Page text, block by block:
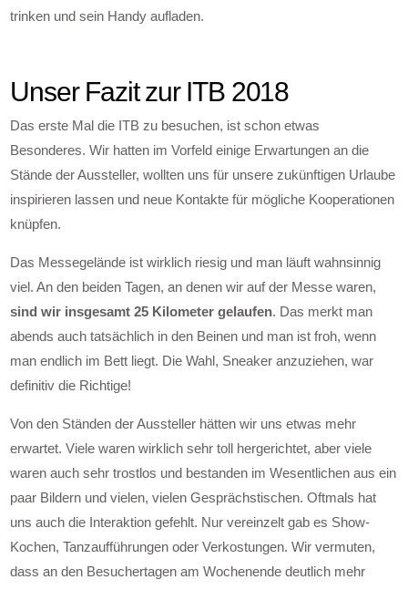
trinken und sein Handy aufladen.
Unser Fazit zur ITB 2018
Das erste Mal die ITB zu besuchen, ist schon etwas
Besonderes. Wir hatten im Vorfeld einige Erwartungen an die
Stände der Aussteller, wollten uns für unsere zukünftigen Urlaube
inspirieren lassen und neue Kontakte für mögliche Kooperationen
knüpfen.
Das Messegelände ist wirklich riesig und man läuft wahnsinnig
viel. An den beiden Tagen, an denen wir auf der Messe waren,
sind wir insgesamt 25 Kilometer gelaufen. Das merkt man
abends auch tatsächlich in den Beinen und man ist froh, wenn
man endlich im Bett liegt. Die Wahl, Sneaker anzuziehen, war
definitiv die Richtige!
Von den Ständen der Aussteller hätten wir uns etwas mehr
erwartet. Viele waren wirklich sehr toll hergerichtet, aber viele
waren auch sehr trostlos und bestanden im Wesentlichen aus ein
paar Bildern und vielen, vielen Gesprächstischen. Oftmals hat
uns auch die Interaktion gefehlt. Nur vereinzelt gab es Show-
Kochen, Tanzaufführungen oder Verkostungen. Wir vermuten,
dass an den Besuchertagen am Wochenende deutlich mehr